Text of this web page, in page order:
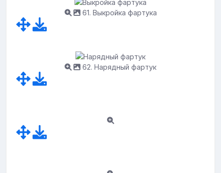
61. Выкройка фартука
62. Нарядный фартук